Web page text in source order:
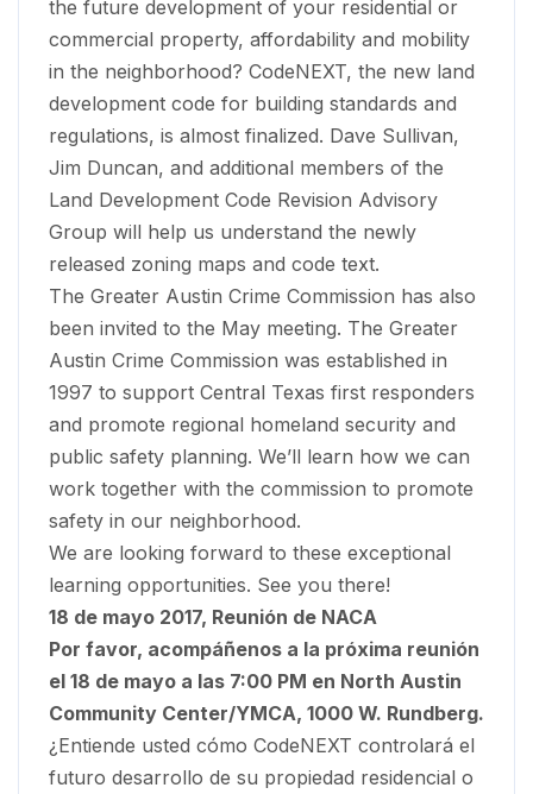
the future development of your residential or
commercial property, affordability and mobility
in the neighborhood? CodeNEXT, the new land
development code for building standards and
regulations, is almost finalized. Dave Sullivan,
Jim Duncan, and additional members of the
Land Development Code Revision Advisory
Group will help us understand the newly
released zoning maps and code text.
The Greater Austin Crime Commission has also
been invited to the May meeting. The Greater
Austin Crime Commission was established in
1997 to support Central Texas first responders
and promote regional homeland security and
public safety planning. We’ll learn how we can
work together with the commission to promote
safety in our neighborhood.
We are looking forward to these exceptional
learning opportunities. See you there!
18 de mayo 2017, Reunión de NACA
Por favor, acompáñenos a la próxima reunión
el 18 de mayo a las 7:00 PM en North Austin
Community Center/YMCA, 1000 W. Rundberg.
¿Entiende usted cómo CodeNEXT controlará el
futuro desarrollo de su propiedad residencial o